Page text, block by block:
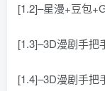
[1.2]–星漫+豆包
[1.3]–3D漫剧手把
[1.4]–3D漫剧手把